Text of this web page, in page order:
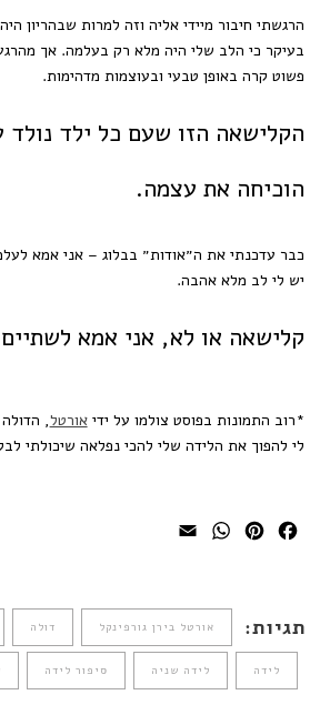
הרגשתי חיבור מיידי אליה וזה למרות שבהריון
בעיקר כי הלב שלי היה מלא רק בעלמה. אך
פשוט קרה באופן טבעי ובעוצמות מדהימות.
הקלישאה הזו שעם כל ילד נולד
הוכיחה את עצמה.
כבר עדכנתי את ה״אודות״ בבלוג – אני אמא
יש לי לב מלא אהבה.
קלישאה או לא, אני אמא
*רוב התמונות בפוסט צולמו על ידיאורטל,
לי להפוך את הלידה שלי להכי נפלאה שיכולתי
Facebook
Pinterest
WhatsApp
תגיות: אורטל בירן גורפינקל דולה
לידה לידה שניה סיפור לידה